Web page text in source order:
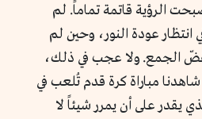
الرؤية قاتمة تماماً. لم
عودة النور، وحين لم
الجمع. ولا عجب في ذلك،
مباراة كرة قدم تُلعب في
يقدر على أن يمرر شيئاً لا